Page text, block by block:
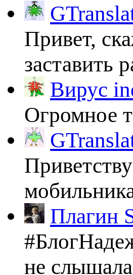
Привет,
заставить
Вирус
Огромное
Плагин
не